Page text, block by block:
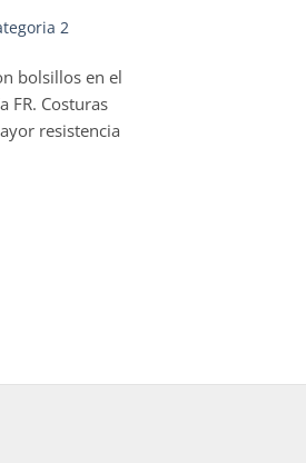
2
bolsillos en el
FR. Costuras
resistencia